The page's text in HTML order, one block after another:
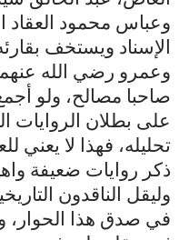
وعباس محمود العقاد
الإسناد ويستخف
وعمرو رضي الله عنهما
صاحبا مصالح، ولو
على بطلان الروايات
تحليله، فهذا لا يعني
ذكر روايات ضعيفة
وليقل الناقدون
في صدق هذا الحوار،